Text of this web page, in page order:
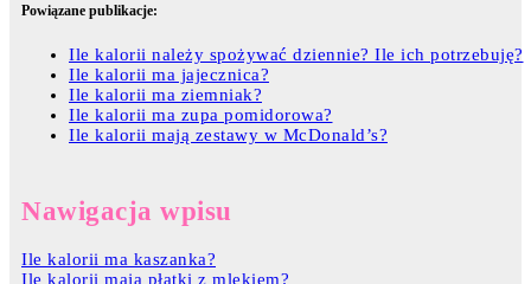
Powiązane publikacje:
Ile kalorii należy spożywać dziennie? Ile ich potrzebuję?
Ile kalorii ma jajecznica?
Ile kalorii ma ziemniak?
Ile kalorii ma zupa pomidorowa?
Ile kalorii mają zestawy w McDonald’s?
Nawigacja wpisu
Ile kalorii ma kaszanka?
Ile kalorii mają płatki z mlekiem?